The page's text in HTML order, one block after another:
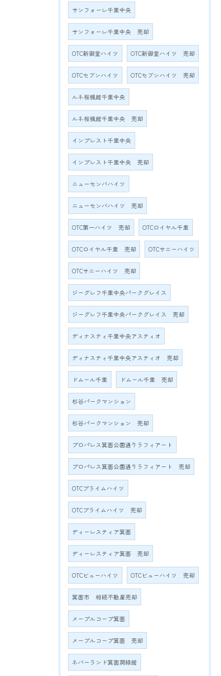
サンフォーレ千里中央
サンフォーレ千里中央 売却
OTC新御堂ハイツ OTC新御堂ハイツ 売却
OTCセブンハイツ OTCセブンハイツ 売却
ルネ桜楓館千里中央
ルネ桜楓館千里中央 売却
インプレスト千里中央
インプレスト千里中央 売却
ニューセンバハイツ
ニューセンバハイツ 売却
OTC第一ハイツ 売却 OTCロイヤル千里
OTCロイヤル千里 売却 OTCサニーハイツ
OTCサニーハイツ 売却
ジーグレフ千里中央パークグレイス
ジーグレフ千里中央パークグレイス 売却
ディナスティ千里中央アスティオ
ディナスティ千里中央アスティオ 売却
ドムール千里 ドムール千里 売却
杉谷パークマンション
杉谷パークマンション 売却
プロパレス箕面公園通りラフィアート
プロパレス箕面公園通りラフィアート 売却
OTCプライムハイツ
OTCプライムハイツ 売却
ディーレスティア箕面
ディーレスティア箕面 売却
OTCビューハイツ OTCビューハイツ 売却
箕面市 相続不動産売却
メープルコープ箕面
メープルコープ箕面 売却
ネバーランド箕面潤緑館